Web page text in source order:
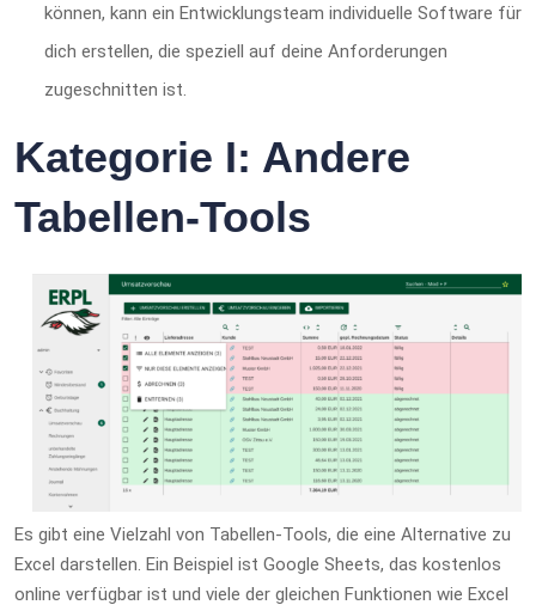
können, kann ein Entwicklungsteam individuelle Software für
dich erstellen, die speziell auf deine Anforderungen
zugeschnitten ist.
Kategorie I: Andere
Tabellen-Tools
Es gibt eine Vielzahl von Tabellen-Tools, die eine Alternative zu
Excel darstellen. Ein Beispiel ist Google Sheets, das kostenlos
online verfügbar ist und viele der gleichen Funktionen wie Excel